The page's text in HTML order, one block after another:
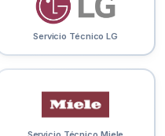
Servicio Técnico LG